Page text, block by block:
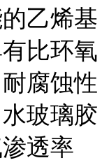
乙烯基
比环氧
腐蚀性
玻璃胶
透率